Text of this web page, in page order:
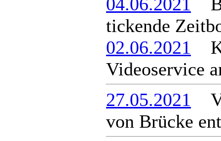
tickende
02.06.2021
Videoservice
27.05.2021
von Brücke